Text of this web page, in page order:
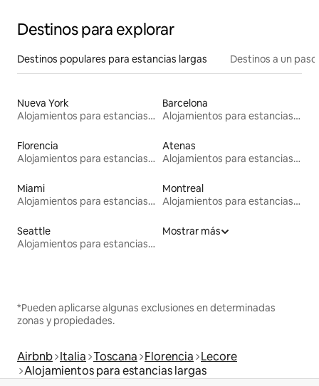
Destinos para explorar
Destinos populares para estancias largas Destinos a un
Nueva York
Alojamientos para estancias largas
Barcelona
Alojamientos para estancias largas
Florencia
Alojamientos para estancias largas
Atenas
Alojamientos para estancias largas
Miami
Alojamientos para estancias largas
Montreal
Alojamientos para estancias largas
Seattle
Alojamientos para estancias largas
Mostrar más
*Pueden aplicarse algunas exclusiones en determinadas
zonas y propiedades.
Airbnb Italia Toscana Florencia Lecore
Alojamientos para estancias largas